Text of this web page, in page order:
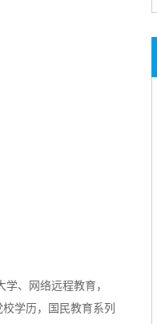
、网络远程教育，
学历，国民教育系列